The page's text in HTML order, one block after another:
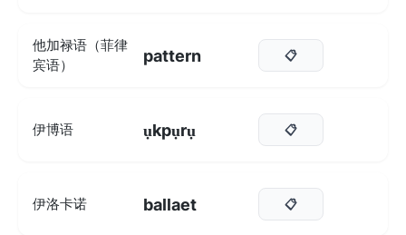
他加禄语（菲律
宾语）
pattern 📋
伊博语 ụkpụrụ 📋
伊洛卡诺 ballaet 📋